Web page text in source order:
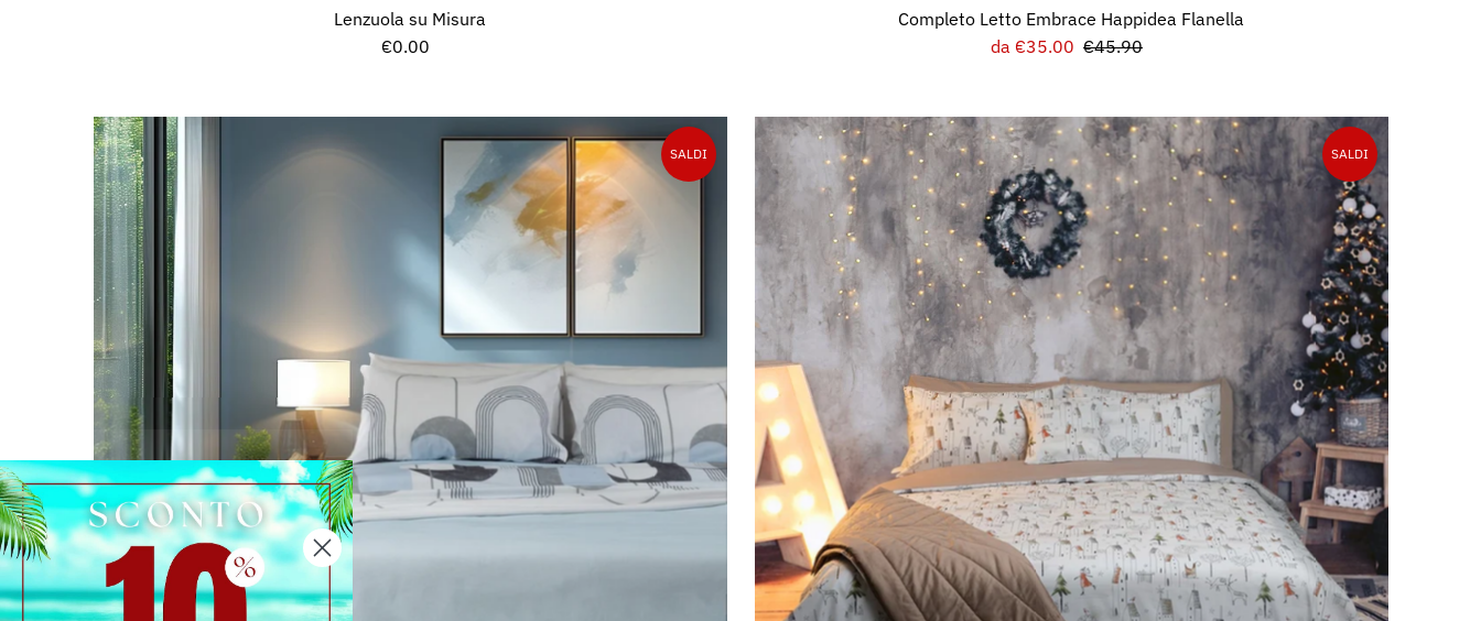
Lenzuola su Misura
Prezzo
€0.00
Completo Letto Embrace Happidea Flanella
Prezzo
da €35.00 Prezzo
€45.90
SALDI SALDI